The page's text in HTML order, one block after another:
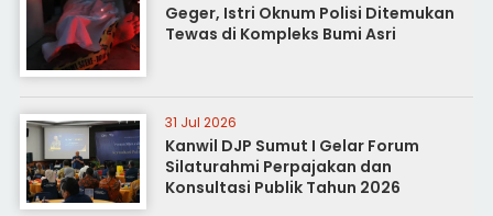
Geger, Istri Oknum Polisi Ditemukan
Tewas di Kompleks Bumi Asri
31 Jul 2026
Kanwil DJP Sumut I Gelar Forum
Silaturahmi Perpajakan dan
Konsultasi Publik Tahun 2026